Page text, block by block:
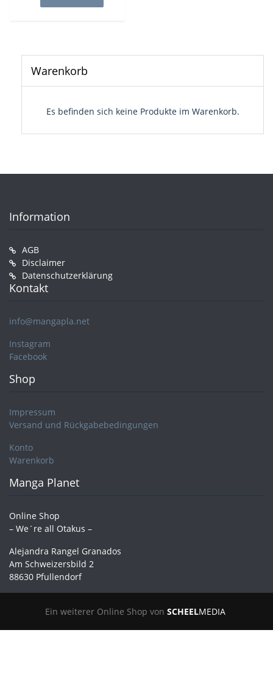
Warenkorb
Es befinden sich keine Produkte im Warenkorb.
Information
AGB
Disclaimer
Datenschutzerklärung
Kontakt
info@mangapla.net
Instagram
Facebook
Shop
Impressum
Versand und Rückgabebedingungen
Konto
Warenkorb
Manga Planet
Online Shop
– We´re all Otakus –
Alejandra Rangel Granados
Am Schweizersbild 2
88630 Pfullendorf
Ein weiterer Online Shop von SCHEELMEDIA